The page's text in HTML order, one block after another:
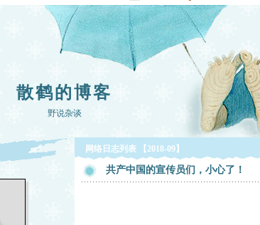
散鹤的博客
野说杂谈
网络日志列表 【2018-09】
共产中国的宣传员们，小心了！